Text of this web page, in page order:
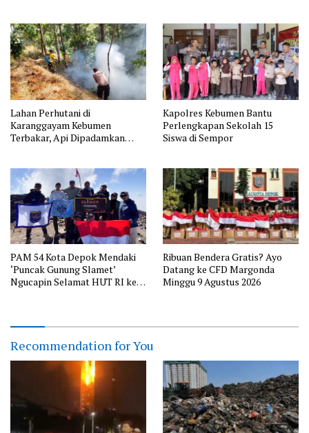
Lahan Perhutani di
Karanggayam Kebumen
Terbakar, Api Dipadamkan
Kapolres Kebumen Bantu
Perlengkapan Sekolah 15
Siswa di Sempor
PAM 54 Kota Depok Mendaki
‘Puncak Gunung Slamet’
Ngucapin Selamat HUT RI ke-
Ribuan Bendera Gratis? Ayo
Datang ke CFD Margonda
Minggu 9 Agustus 2026
Recommendation for You